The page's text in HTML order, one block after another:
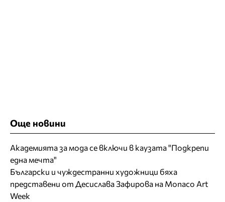
Още новини
Академията за мода се включи в каузата "Подкрепи
една мечта"
Български и чуждестранни художници бяха
представени от Десислава Зафирова на Monaco Art
Week